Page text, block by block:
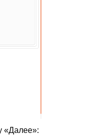
«Далее»: